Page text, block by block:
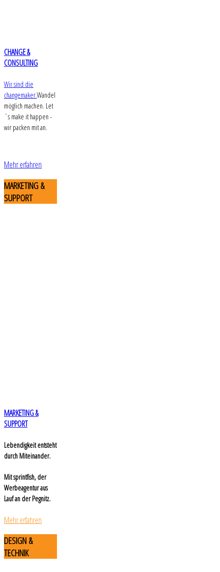
CHANGE &
CONSULTING
Wir sind die
changemaker.Wandel
möglich machen. Let
´s make it happen -
wir packen mit an.
Mehr erfahren
MARKETING &
SUPPORT
MARKETING &
SUPPORT
Lebendigkeit entsteht
durch Miteinander.
Mit sprintfish, der
Werbeagentur aus
Lauf an der Pegnitz.
Mehr erfahren
DESIGN &
TECHNIK